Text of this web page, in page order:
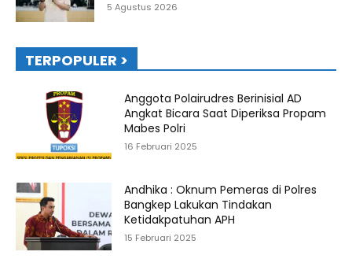
5 Agustus 2026
TERPOPULER >
Anggota Polairudres Berinisial AD
Angkat Bicara Saat Diperiksa Propam
Mabes Polri
16 Februari 2025
Andhika : Oknum Pemeras di Polres
Bangkep Lakukan Tindakan
Ketidakpatuhan APH
15 Februari 2025